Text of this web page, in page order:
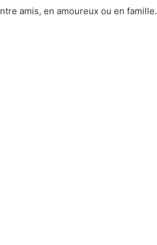
amis, en amoureux ou en famille.